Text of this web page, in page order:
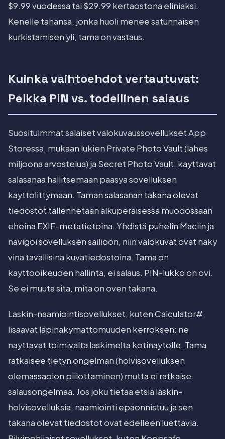
$9.99 vuodessa tai $29.99 kertaostona eliniaksi.
Kenelle tahansa, jonka huoli menee satunnaisen
kurkistamisen yli, tama on vastaus.
Kuinka vaihtoehdot vertautuvat:
Pelkka PIN vs. todellinen salaus
Suosituimmat salaiset valokuvaussovellukset App
Storessa, mukaan lukien Private Photo Vault (lahes
miljoona arvostelua) ja Secret Photo Vault, kayttavat
salasanaa hallitsemaan paasya sovelluksen
kayttolittymaan. Taman salasanan takana olevat
tiedostot tallennetaan alkuperaisessa muodossaan
eheina EXIF-metatietoina. Yhdistä puhelin Maciin ja
navigoi sovelluksen sailioon, niin valokuvat ovat naky
vina tavallisina kuvatiedostoina. Tama on
kayttooikeuden hallinta, ei salaus. PIN-lukko on ovi.
Se ei muuta sita, mita on oven takana.
Laskin-naamiointisovellukset, kuten Calculator#,
lisaavat läpinakymattomuuden kerroksen: ne
nayttavat toimivalta laskimelta kotinaytolle. Tama
ratkaisee tietyn ongelman (holvisovelluksen
olemassaolon piilottaminen) mutta ei ratkaise
salausongelmaa. Jos joku tietaa etsia laskin-
holvisovelluksia, naamiointi epaonnistuu ja sen
takana olevat tiedostot ovat edelleen luettavia.